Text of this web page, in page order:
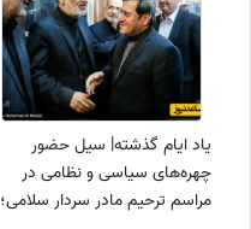
یاد ایام گذشته| سیل حضور
چهره‌های سیاسی و نظامی در
مراسم ترحیم مادر سردار سلامی؛